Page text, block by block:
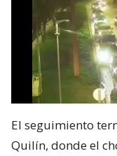
El seguimiento
Quilín, donde el